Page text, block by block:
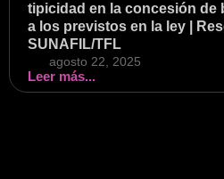
tipicidad en la concesión de
a los previstos en la ley |
SUNAFIL/TFL
agosto 22, 2025
Leer más...